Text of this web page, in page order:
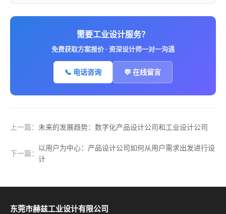
需要工业设计服务？
免费获取方案报价 · 资深设计师一对一沟通
📞 电话咨询 💬 在线留言
上一篇： 未来的发展趋势：数字化产品设计公司和工业设计公司
下一篇：
以用户为中心：产品设计公司如何从用户需求出发进行设
计
东莞市赫兹工业设计有限公司